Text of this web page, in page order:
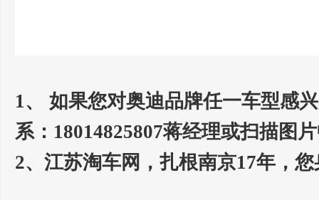
1、 如果您对奥迪品牌任一车型感
系：18014825807蒋经理或扫描
2、江苏淘车网，扎根南京17年，